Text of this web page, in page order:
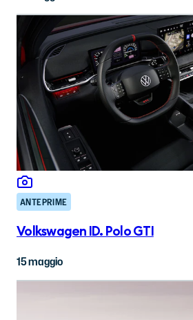
ANTEPRIME
Volkswagen ID. Polo GTI
15 maggio